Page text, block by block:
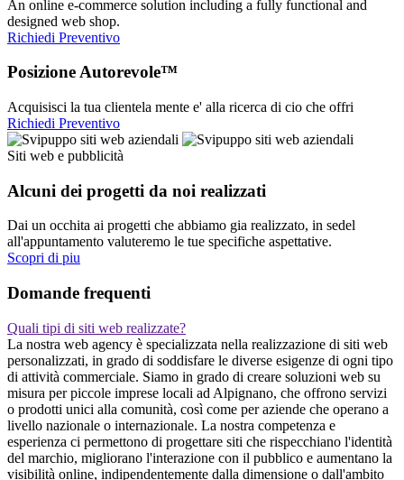
An online e-commerce solution including a fully functional and
designed web shop.
Richiedi Preventivo
Posizione Autorevole™
Acquisisci la tua clientela mente e' alla ricerca di cio che offri
Richiedi Preventivo
Siti web e pubblicità
Alcuni dei progetti da noi realizzati
Dai un occhita ai progetti che abbiamo gia realizzato, in sedel
all'appuntamento valuteremo le tue specifiche aspettative.
Scopri di piu
Domande frequenti
Quali tipi di siti web realizzate?
La nostra web agency è specializzata nella realizzazione di siti web
personalizzati, in grado di soddisfare le diverse esigenze di ogni tipo
di attività commerciale. Siamo in grado di creare soluzioni web su
misura per piccole imprese locali ad Alpignano, che offrono servizi
o prodotti unici alla comunità, così come per aziende che operano a
livello nazionale o internazionale. La nostra competenza e
esperienza ci permettono di progettare siti che rispecchiano l'identità
del marchio, migliorano l'interazione con il pubblico e aumentano la
visibilità online, indipendentemente dalla dimensione o dall'ambito